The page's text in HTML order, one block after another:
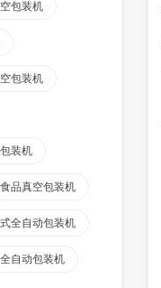
包装机
包装机
装机
食品真空包装机
全自动包装机
自动包装机